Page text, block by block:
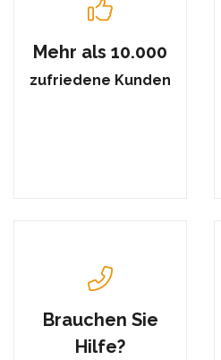
Mehr als 10.000
zufriedene Kunden
Brauchen Sie
Hilfe?